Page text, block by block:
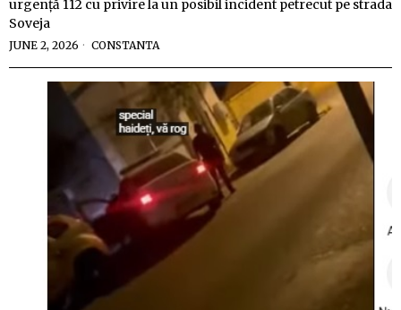
urgență 112 cu privire la un posibil incident petrecut pe strada
Soveja
JUNE 2, 2026 CONSTANTA